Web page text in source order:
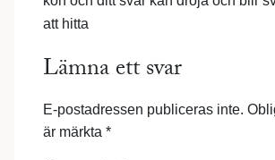
att hitta
Lämna ett svar
E-postadressen publiceras inte.
är märkta *